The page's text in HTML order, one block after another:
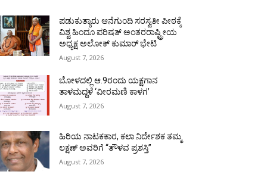
ಪಡುಕುತ್ಯಾರು ಆನೆಗುಂದಿ ಸರಸ್ವತೀ ಪೀಠಕ್ಕೆ
ವಿಶ್ವ ಹಿಂದೂ ಪರಿಷತ್ ಅಂತರರಾಷ್ಟ್ರೀಯ
ಅಧ್ಯಕ್ಷ ಅಲೋಕ್ ಕುಮಾರ್ ಭೇಟಿ
August 7, 2026
ಬೋಳದಲ್ಲಿ ಆ.9ರಂದು ಯಕ್ಷಗಾನ
ತಾಳಮದ್ದಳೆ ‘ವೀರಮಣಿ ಕಾಳಗ’
August 7, 2026
ಹಿರಿಯ ನಾಟಕಕಾರ, ಕಲಾ ನಿರ್ದೇಶಕ ತಮ್ಮ
ಲಕ್ಷಣ್ ಅವರಿಗೆ “ತೌಳವ ಪ್ರಶಸ್ತಿ”
August 7, 2026